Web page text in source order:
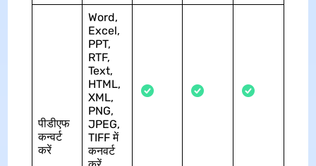
पीडीएफ
कन्वर्ट
करें
Word,
Excel,
PPT,
RTF,
Text,
HTML,
XML,
PNG,
JPEG,
TIFF में
कनवर्ट